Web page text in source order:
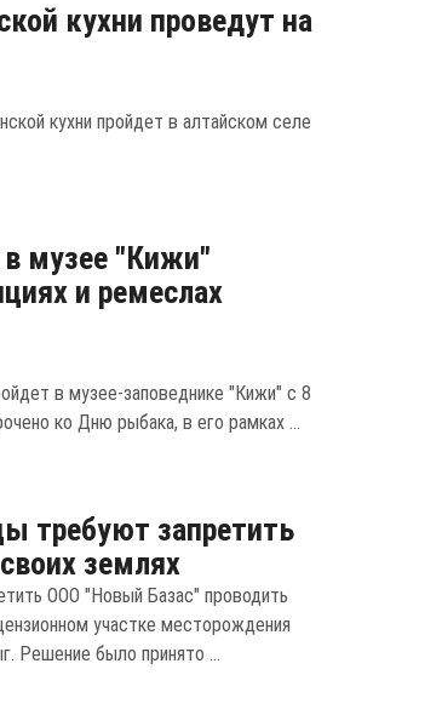
кухни проведут на
кухни пройдет в алтайском селе
в музее "Кижи"
и ремеслах
в музее-заповеднике "Кижи" с 8
ко Дню рыбака, в его рамках ...
требуют запретить
землях
ООО "Новый Базас" проводить
участке месторождения
Решение было принято ...